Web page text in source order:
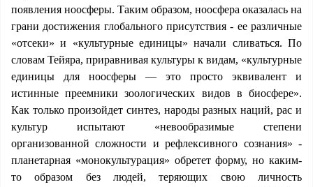
появления ноосферы. Таким образом, ноосфера оказалась на
грани достижения глобального присутствия - ее различные
«отсеки» и «культурные единицы» начали сливаться. По
словам Тейяра, приравнивая культуры к видам, «культурные
единицы для ноосферы — это просто эквивалент и
истинные преемники зоологических видов в биосфере».
Как только произойдет синтез, народы разных наций, рас и
культур испытают «невообразимые степени
организованной сложности и рефлексивного сознания» -
планетарная «монокультурация» обретет форму, но каким-
то образом без людей, теряющих свою личность